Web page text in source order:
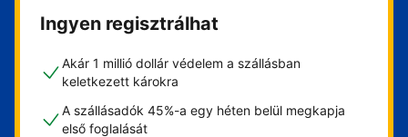
Ingyen regisztrálhat
Akár 1 millió dollár védelem a szállásban
keletkezett károkra
A szállásadók 45%-a egy héten belül megkapja
első foglalását